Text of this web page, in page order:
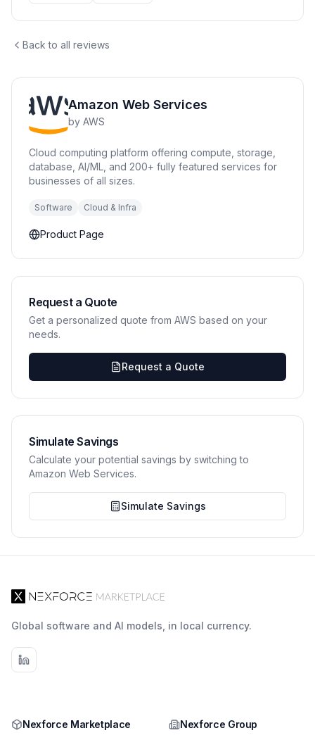
Back to all reviews
Amazon Web Services
by AWS
Cloud computing platform offering compute, storage,
database, AI/ML, and 200+ fully featured services for
businesses of all sizes.
Software Cloud & Infra
Product Page
Request a Quote
Get a personalized quote from AWS based on your
needs.
Request a Quote
Simulate Savings
Calculate your potential savings by switching to
Amazon Web Services.
Simulate Savings
Global software and AI models, in local currency.
Nexforce Marketplace Nexforce Group